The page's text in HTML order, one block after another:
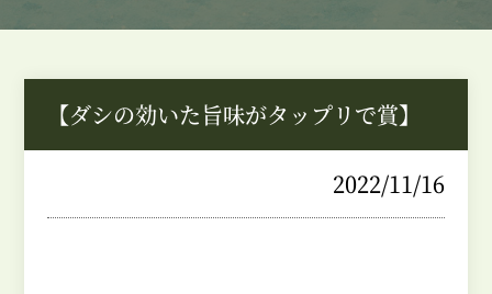
【ダシの効いた旨味がタップリで賞】
2022/11/16